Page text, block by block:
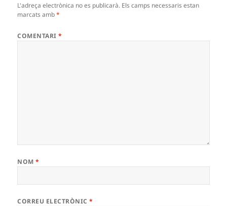
L'adreça electrònica no es publicarà. Els camps necessaris estan
marcats amb*
COMENTARI*
NOM*
CORREU ELECTRÒNIC*